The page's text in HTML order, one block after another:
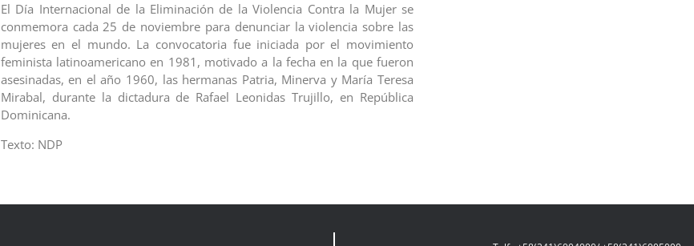
El Día Internacional de la Eliminación de la Violencia Contra la Mujer se
conmemora cada 25 de noviembre para denunciar la violencia sobre las
mujeres en el mundo. La convocatoria fue iniciada por el movimiento
feminista latinoamericano en 1981, motivado a la fecha en la que fueron
asesinadas, en el año 1960, las hermanas Patria, Minerva y María Teresa
Mirabal, durante la dictadura de Rafael Leonidas Trujillo, en República
Dominicana.
Texto: NDP